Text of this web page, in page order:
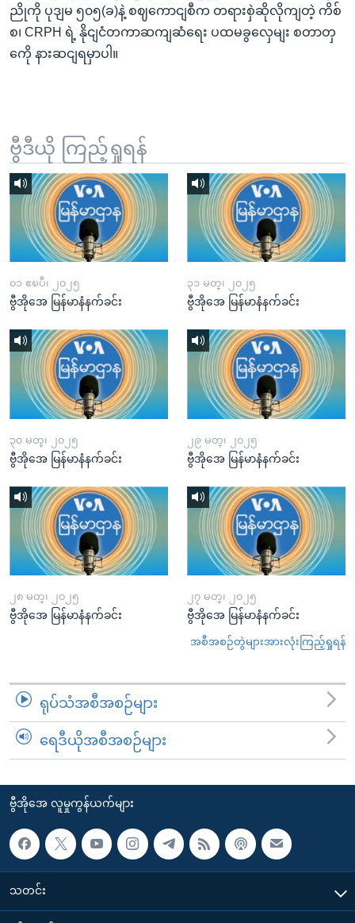
ညိုကို ပုဒျမ ၅၀၅(ခ)နဲ့ စဈကောငျစီက တရားစှဲဆိုလိုကျတဲ့ ကိစ်
စ၊ CRPH ရဲ့ နိုငျငံတကာဆကျဆံရေး ပထမခွလှေမျး စတာတှ
ကေို နားဆငျရမှာပါ။
ဗွီဒီယို ကြည့်ရှုရန်
၀၁ ဧၿပီ၊ ၂၀၂၅
ဗွီအိုအေ မြန်မာနံနက်ခင်း
၃၁ မတ္၊ ၂၀၂၅
ဗွီအိုအေ မြန်မာနံနက်ခင်း
၃၀ မတ္၊ ၂၀၂၅
ဗွီအိုအေ မြန်မာနံနက်ခင်း
၂၉ မတ္၊ ၂၀၂၅
ဗွီအိုအေ မြန်မာနံနက်ခင်း
၂၈ မတ္၊ ၂၀၂၅
ဗွီအိုအေ မြန်မာနံနက်ခင်း
၂၇ မတ္၊ ၂၀၂၅
ဗွီအိုအေ မြန်မာနံနက်ခင်း
အစီအစဉ်တွဲများအားလုံးကြည့်ရှုရန်
ရုပ်သံအစီအစဉ်များ
ရေဒီယိုအစီအစဉ်များ
ဗွီအိုအေ လူမှုကွန်ယက်များ
သတင်း